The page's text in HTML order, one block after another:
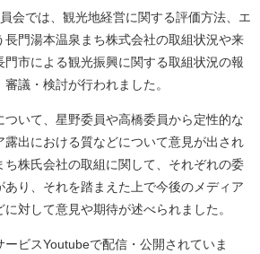
会では、観光地経営に関する評価方法、エ
長門湯本温泉まち株式会社の取組状況や来
市による観光振興に関する取組状況の報
議・検討が行われました。
いて、星野委員や高橋委員から定性的な
出における質などについて意見が出され
ち株氏会社の取組に関して、それぞれの委
あり、それを踏まえた上で今後のメディア
対して意見や期待が述べられました。
ビスYoutubeで配信・公開されていま